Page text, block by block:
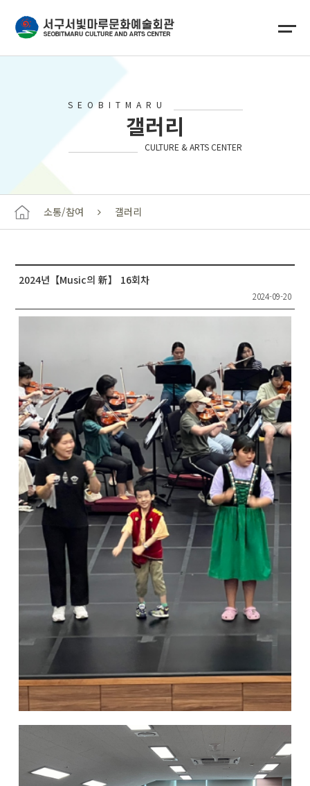
SEOBITMARU
갤러리
CULTURE & ARTS CENTER
소통/참여 갤러리
2024년【Music의 新】 16회차
2024-09-20